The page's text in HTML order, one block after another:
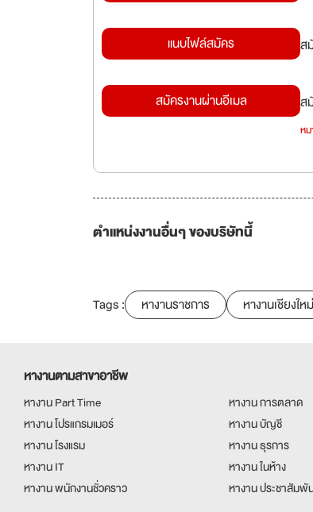
แนบไฟล์สมัคร ส
สมัครงานผ่านอีเมล ส
ห
ตำแหน่งงานอื่นๆ ของบริษัทนี้
Tags : หางานราชการ หางานเชียงใหม่
หางานตามสาขาอาชีพ
หางาน Part Time
หางาน การตลาด
หางาน โปรแกรมเมอร์
หางาน บัญชี
หางาน โรงแรม
หางาน ธุรการ
หางาน IT
หางาน ในห้าง
หางาน พนักงานชั่วคราว
หางาน ประชาสัมพั